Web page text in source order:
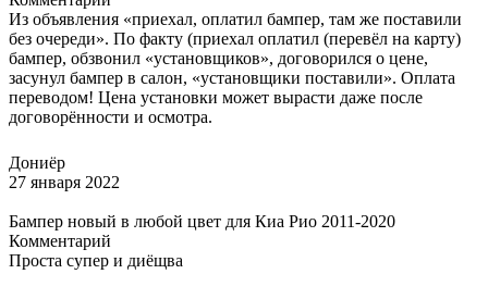
Из объявления «приехал, оплатил бампер, там же поставили
без очереди». По факту (приехал оплатил (перевёл на карту)
бампер, обзвонил «установщиков», договорился о цене,
засунул бампер в салон, «установщики поставили». Оплата
переводом! Цена установки может вырасти даже после
договорённости и осмотра.
Дониёр
27 января 2022
Бампер новый в любой цвет для Киа Рио 2011-2020
Комментарий
Проста супер и диёщва